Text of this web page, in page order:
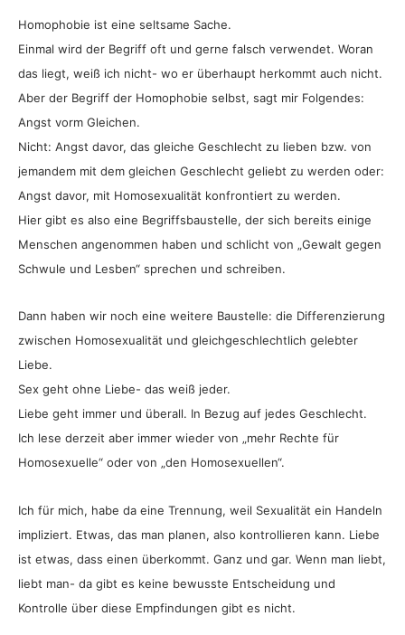
Homophobie ist eine seltsame Sache.
Einmal wird der Begriff oft und gerne falsch verwendet. Woran
das liegt, weiß ich nicht- wo er überhaupt herkommt auch nicht.
Aber der Begriff der Homophobie selbst, sagt mir Folgendes:
Angst vorm Gleichen.
Nicht: Angst davor, das gleiche Geschlecht zu lieben bzw. von
jemandem mit dem gleichen Geschlecht geliebt zu werden oder:
Angst davor, mit Homosexualität konfrontiert zu werden.
Hier gibt es also eine Begriffsbaustelle, der sich bereits einige
Menschen angenommen haben und schlicht von „Gewalt gegen
Schwule und Lesben“ sprechen und schreiben.
Dann haben wir noch eine weitere Baustelle: die Differenzierung
zwischen Homosexualität und gleichgeschlechtlich gelebter
Liebe.
Sex geht ohne Liebe- das weiß jeder.
Liebe geht immer und überall. In Bezug auf jedes Geschlecht.
Ich lese derzeit aber immer wieder von „mehr Rechte für
Homosexuelle“ oder von „den Homosexuellen“.
Ich für mich, habe da eine Trennung, weil Sexualität ein Handeln
impliziert. Etwas, das man planen, also kontrollieren kann. Liebe
ist etwas, dass einen überkommt. Ganz und gar. Wenn man liebt,
liebt man- da gibt es keine bewusste Entscheidung und
Kontrolle über diese Empfindungen gibt es nicht.